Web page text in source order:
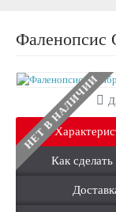
НЕТ В НАЛИЧИИ
Как сделать